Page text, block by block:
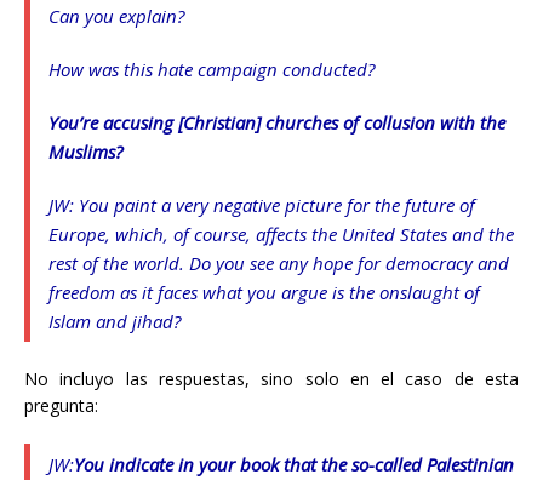
Can you explain?
How was this hate campaign conducted?
You’re accusing [Christian] churches of collusion with the
Muslims?
JW: You paint a very negative picture for the future of
Europe, which, of course, affects the United States and the
rest of the world. Do you see any hope for democracy and
freedom as it faces what you argue is the onslaught of
Islam and jihad?
No incluyo las respuestas, sino solo en el caso de esta
pregunta:
JW:You indicate in your book that the so-called Palestinian